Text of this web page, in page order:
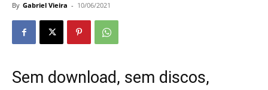
By Gabriel Vieira - 10/06/2021
Sem download, sem discos,